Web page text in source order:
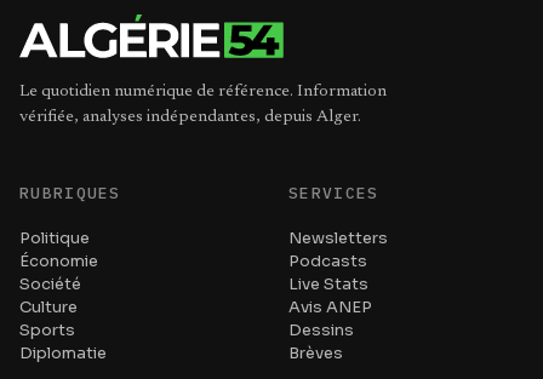
Le quotidien numérique de référence. Information
vérifiée, analyses indépendantes, depuis Alger.
RUBRIQUES
Politique
Économie
Société
Culture
Sports
Diplomatie
SERVICES
Newsletters
Podcasts
Live Stats
Avis ANEP
Dessins
Brèves